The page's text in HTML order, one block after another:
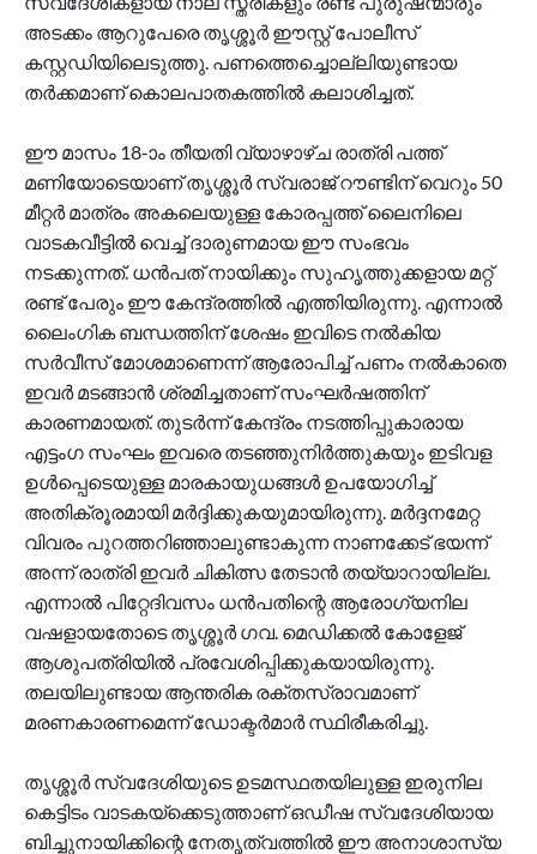
അടക്കം ആറുപേരെ തൃശ്ശൂര്‍ ഈസ്റ്റ് പോലീസ്
കസ്റ്റഡിയിലെടുത്തു. പണത്തെച്ചൊല്ലിയുണ്ടായ
തര്‍ക്കമാണ് കൊലപാതകത്തില്‍ കലാശിച്ചത്.
ഈ മാസം 18-ാം തീയതി വ്യാഴാഴ്ച രാത്രി പത്ത്
മണിയോടെയാണ് തൃശ്ശൂര്‍ സ്വരാജ് റൗണ്ടിന് വെറും 50
മീറ്റര്‍ മാത്രം അകലെയുള്ള കോരപ്പത്ത് ലൈനിലെ
വാടകവീട്ടില്‍ വെച്ച് ദാരുണമായ ഈ സംഭവം
നടക്കുന്നത്. ധന്‍പത് നായിക്കും സുഹൃത്തുക്കളായ മറ്റ്
രണ്ട് പേരും ഈ കേന്ദ്രത്തില്‍ എത്തിയിരുന്നു. എന്നാല്‍
ലൈംഗിക ബന്ധത്തിന് ശേഷം ഇവിടെ നല്‍കിയ
സര്‍വീസ് മോശമാണെന്ന് ആരോപിച്ച് പണം നല്‍കാതെ
ഇവര്‍ മടങ്ങാന്‍ ശ്രമിച്ചതാണ് സംഘര്‍ഷത്തിന്
കാരണമായത്. തുടര്‍ന്ന് കേന്ദ്രം നടത്തിപ്പുകാരായ
എട്ടംഗ സംഘം ഇവരെ തടഞ്ഞുനിര്‍ത്തുകയും ഇടിവള
ഉള്‍പ്പെടെയുള്ള മാരകായുധങ്ങള്‍ ഉപയോഗിച്ച്
അതിക്രൂരമായി മര്‍ദ്ദിക്കുകയുമായിരുന്നു. മര്‍ദ്ദനമേറ്റ
വിവരം പുറത്തറിഞ്ഞാലുണ്ടാകുന്ന നാണക്കേട് ഭയന്ന്
അന്ന് രാത്രി ഇവര്‍ ചികിത്സ തേടാന്‍ തയ്യാറായില്ല.
എന്നാല്‍ പിറ്റേദിവസം ധന്‍പതിന്റെ ആരോഗ്യനില
വഷളായതോടെ തൃശ്ശൂര്‍ ഗവ. മെഡിക്കല്‍ കോളേജ്
ആശുപത്രിയില്‍ പ്രവേശിപ്പിക്കുകയായിരുന്നു.
തലയിലുണ്ടായ ആന്തരിക രക്തസ്രാവമാണ്
മരണകാരണമെന്ന് ഡോക്ടര്‍മാര്‍ സ്ഥിരീകരിച്ചു.
തൃശ്ശൂര്‍ സ്വദേശിയുടെ ഉടമസ്ഥതയിലുള്ള ഇരുനില
കെട്ടിടം വാടകയ്‌ക്കെടുത്താണ് ഒഡീഷ സ്വദേശിയായ
ബിച്ചുനായിക്കിന്റെ നേതൃത്വത്തില്‍ ഈ അനാശാസ്യ